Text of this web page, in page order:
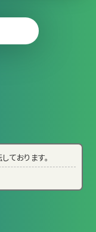
ております。